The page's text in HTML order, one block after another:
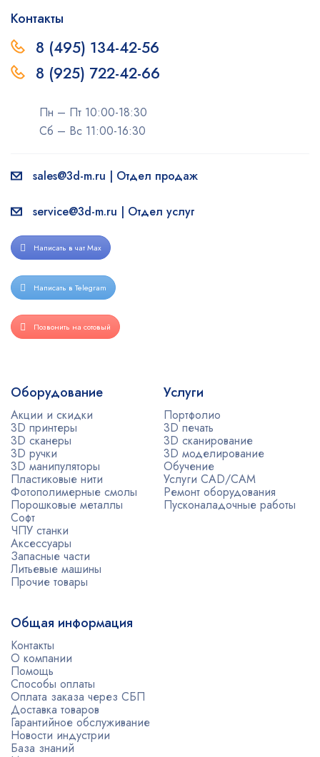
Контакты
8 (495) 134-42-56
8 (925) 722-42-66
Пн – Пт 10:00-18:30
Сб – Вс 11:00-16:30
sales@3d-m.ru | Отдел продаж
service@3d-m.ru | Отдел услуг
Написать в чат Max
Написать в Telegram
Позвонить на сотовый
Оборудование
Акции и скидки
3D принтеры
3D сканеры
3D ручки
3D манипуляторы
Пластиковые нити
Фотополимерные смолы
Порошковые металлы
Софт
ЧПУ станки
Аксессуары
Запасные части
Литьевые машины
Прочие товары
Услуги
Портфолио
3D печать
3D сканирование
3D моделирование
Обучение
Услуги CAD/CAM
Ремонт оборудования
Пусконаладочные работы
Общая информация
Контакты
О компании
Помощь
Способы оплаты
Оплата заказа через СБП
Доставка товаров
Гарантийное обслуживание
Новости индустрии
База знаний